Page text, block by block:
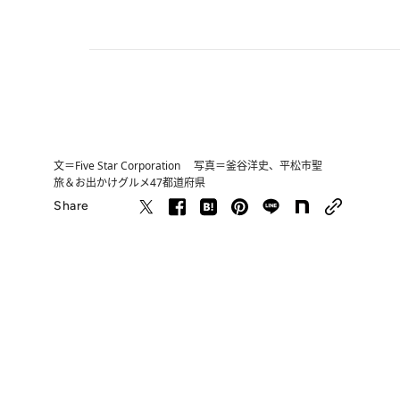
文＝Five Star Corporation 写真＝釜谷洋史、平松市聖
旅＆お出かけグルメ47都道府県
Share